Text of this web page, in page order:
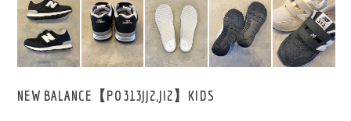
NEW BALANCE【PO313JJ2,JI2】KIDS